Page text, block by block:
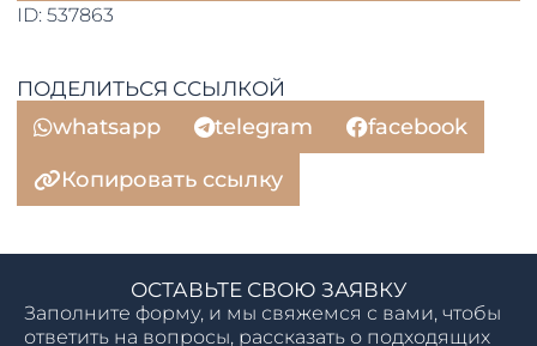
ID: 537863
ПОДЕЛИТЬСЯ ССЫЛКОЙ
whatsapp telegram
facebook
Копировать ссылку
ОСТАВЬТЕ СВОЮ ЗАЯВКУ
Заполните форму, и мы свяжемся с вами, чтобы
ответить на вопросы, рассказать о подходящих